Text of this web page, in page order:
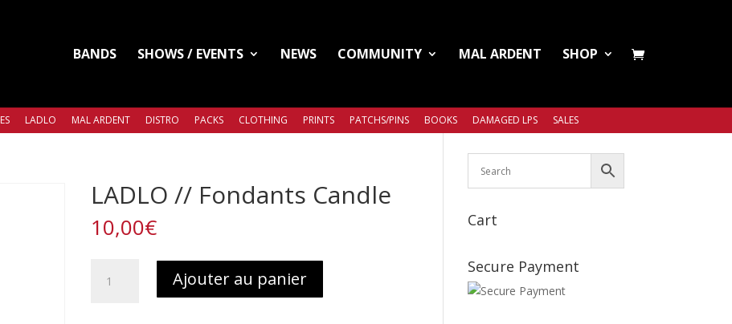
BANDS SHOWS / EVENTS NEWS COMMUNITY MAL ARDENT SHOP
LADLO MAL ARDENT DISTRO PACKS CLOTHING PRINTS PATCHS/PINS BOOKS DAMAGED LPS SALES
LADLO // Fondants Candle
10,00€
Ajouter au panier
Cart
Secure Payment